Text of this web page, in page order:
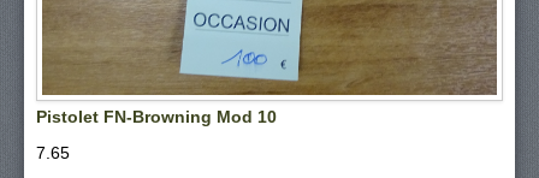
Pistolet FN-Browning Mod 10
7.65